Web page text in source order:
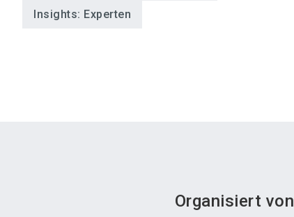
Insights: Experten
Organisiert von